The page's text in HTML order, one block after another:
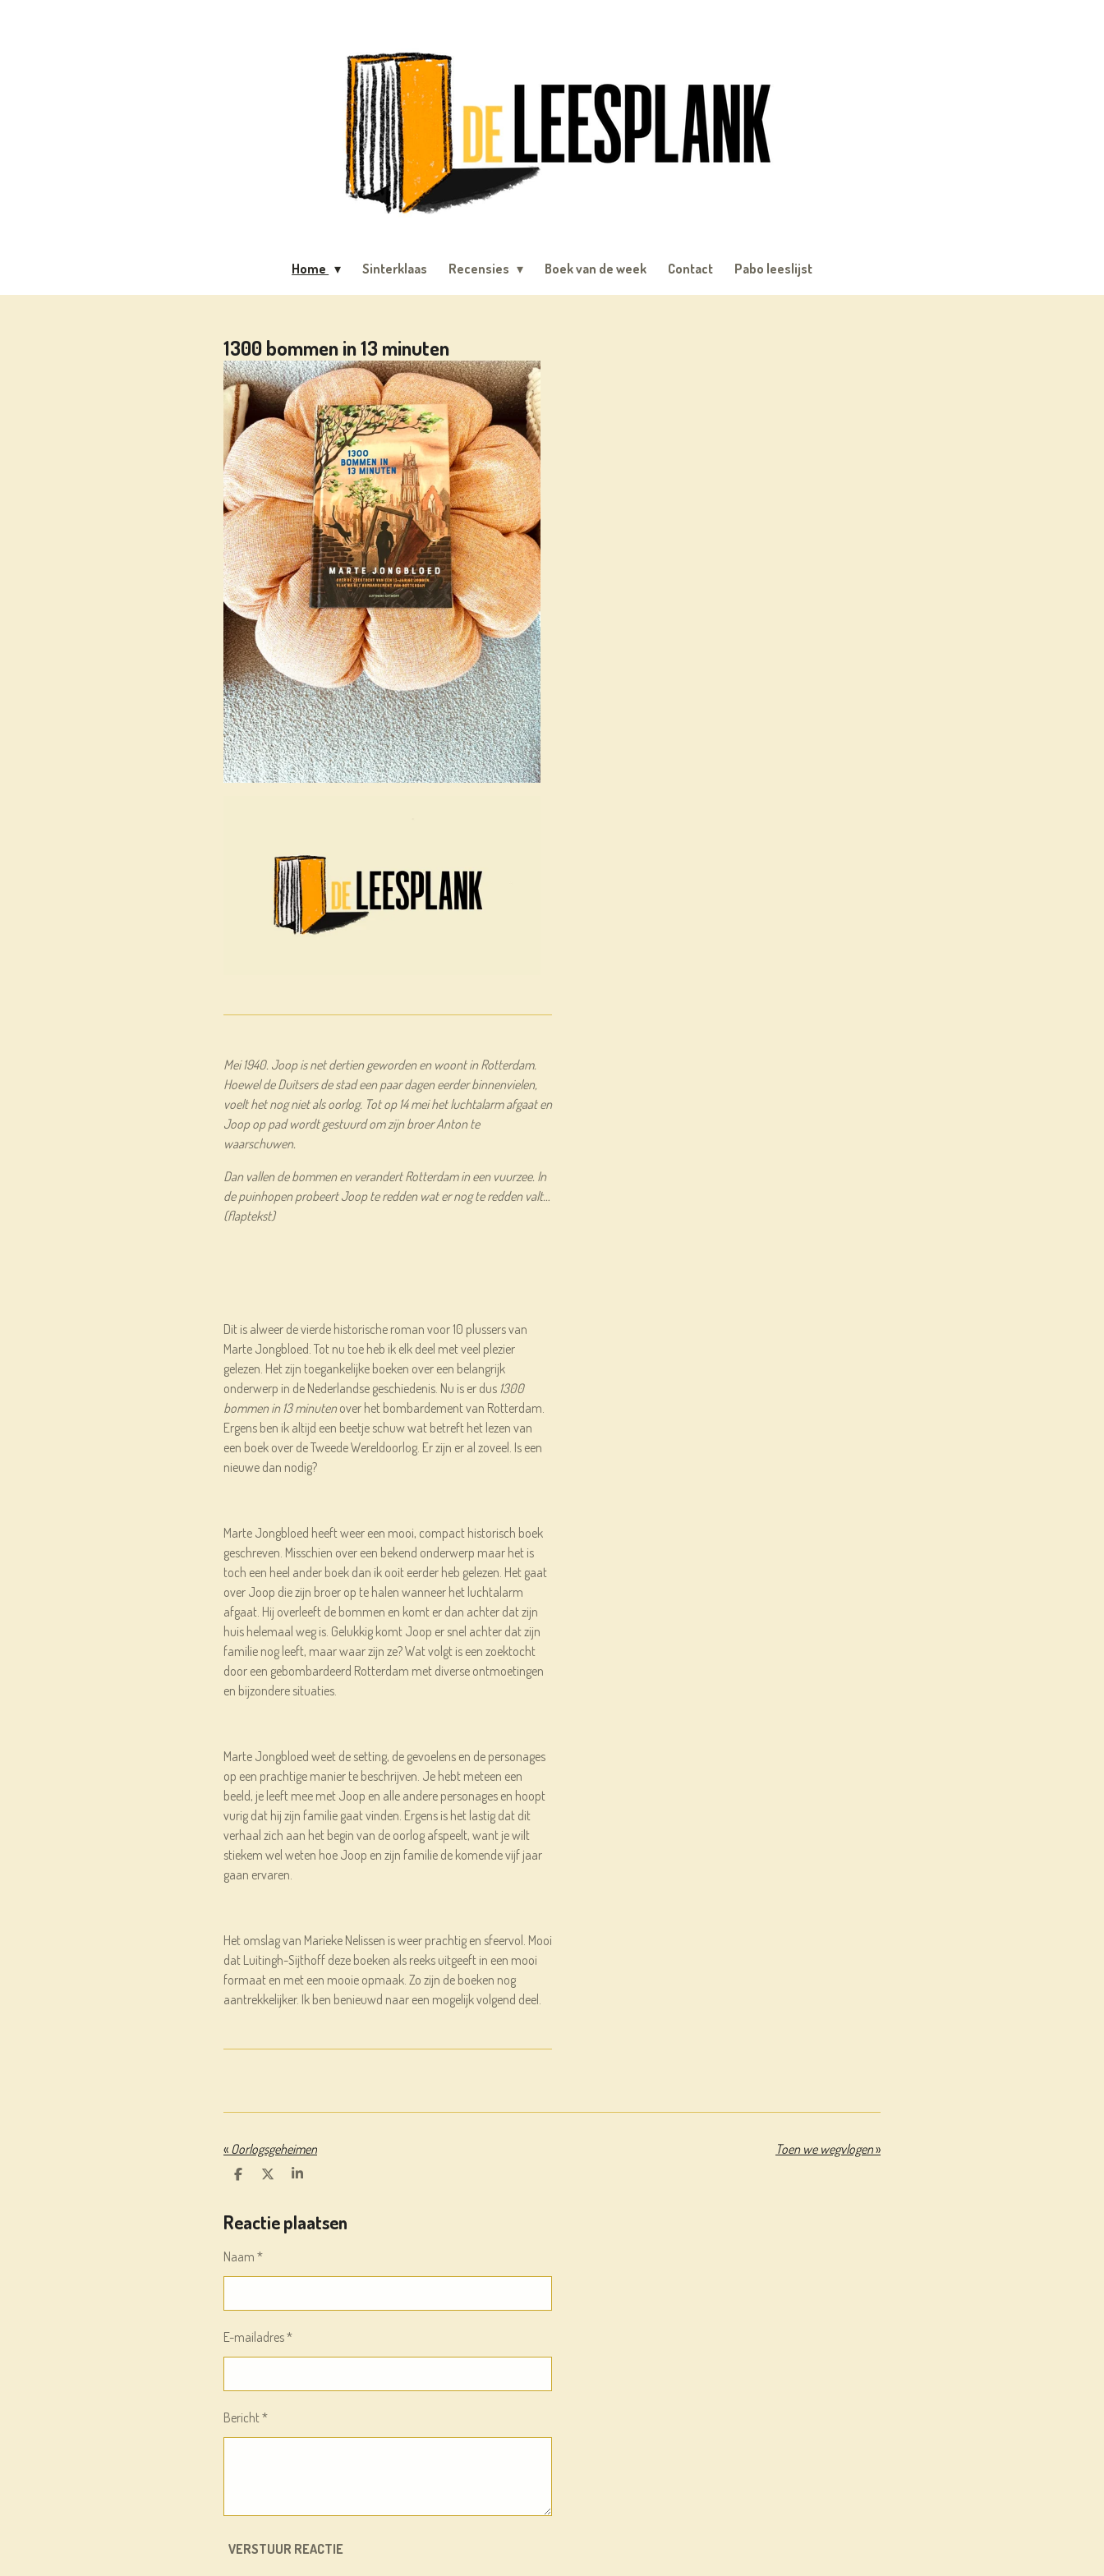
Home Sinterklaas Recensies Boek van de week Contact Pabo leeslijst
1300 bommen in 13 minuten
Mei 1940. Joop is net dertien geworden en woont in Rotterdam.
Hoewel de Duitsers de stad een paar dagen eerder binnenvielen,
voelt het nog niet als oorlog. Tot op 14 mei het luchtalarm afgaat en
Joop op pad wordt gestuurd om zijn broer Anton te
waarschuwen.
Dan vallen de bommen en verandert Rotterdam in een vuurzee. In
de puinhopen probeert Joop te redden wat er nog te redden valt…
(flaptekst)
Dit is alweer de vierde historische roman voor 10 plussers van
Marte Jongbloed. Tot nu toe heb ik elk deel met veel plezier
gelezen. Het zijn toegankelijke boeken over een belangrijk
onderwerp in de Nederlandse geschiedenis. Nu is er dus 1300
bommen in 13 minutenover het bombardement van Rotterdam.
Ergens ben ik altijd een beetje schuw wat betreft het lezen van
een boek over de Tweede Wereldoorlog. Er zijn er al zoveel. Is een
nieuwe dan nodig?
Marte Jongbloed heeft weer een mooi, compact historisch boek
geschreven. Misschien over een bekend onderwerp maar het is
toch een heel ander boek dan ik ooit eerder heb gelezen. Het gaat
over Joop die zijn broer op te halen wanneer het luchtalarm
afgaat. Hij overleeft de bommen en komt er dan achter dat zijn
huis helemaal weg is. Gelukkig komt Joop er snel achter dat zijn
familie nog leeft, maar waar zijn ze? Wat volgt is een zoektocht
door een gebombardeerd Rotterdam met diverse ontmoetingen
en bijzondere situaties.
Marte Jongbloed weet de setting, de gevoelens en de personages
op een prachtige manier te beschrijven. Je hebt meteen een
beeld, je leeft mee met Joop en alle andere personages en hoopt
vurig dat hij zijn familie gaat vinden. Ergens is het lastig dat dit
verhaal zich aan het begin van de oorlog afspeelt, want je wilt
stiekem wel weten hoe Joop en zijn familie de komende vijf jaar
gaan ervaren.
Het omslag van Marieke Nelissen is weer prachtig en sfeervol. Mooi
dat Luitingh-Sijthoff deze boeken als reeks uitgeeft in een mooi
formaat en met een mooie opmaak. Zo zijn de boeken nog
aantrekkelijker. Ik ben benieuwd naar een mogelijk volgend deel.
« Oorlogsgeheimen Toen we wegvlogen»
D
E
N
D
L
S
R
E
Reactie plaatsen
Naam *
E-mailadres *
Bericht *
VERSTUUR REACTIE